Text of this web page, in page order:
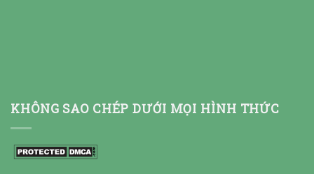
KHÔNG SAO CHÉP DƯỚI MỌI HÌNH THỨC